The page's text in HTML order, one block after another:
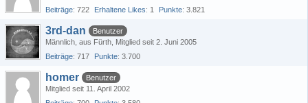
Beiträge 722 Erhaltene Likes 1 Punkte 3.821
3rd-dan
Benutzer
Männlich aus Fürth Mitglied seit 2. Juni 2005
Beiträge 717 Punkte 3.700
homer
Benutzer
Mitglied seit 11. April 2002